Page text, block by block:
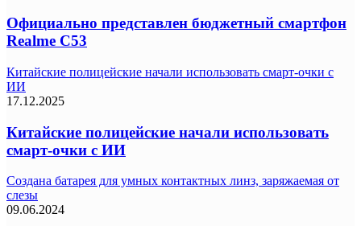
Официально представлен бюджетный смартфон
Realme C53
Китайские полицейские начали использовать смарт-очки с
ИИ
17.12.2025
Китайские полицейские начали использовать
смарт-очки с ИИ
Создана батарея для умных контактных линз, заряжаемая от
слезы
09.06.2024